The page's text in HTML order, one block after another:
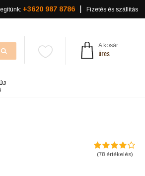
+3620 987 8786 Fizetés és szállítás
A kosár
üres
(78értékelés)